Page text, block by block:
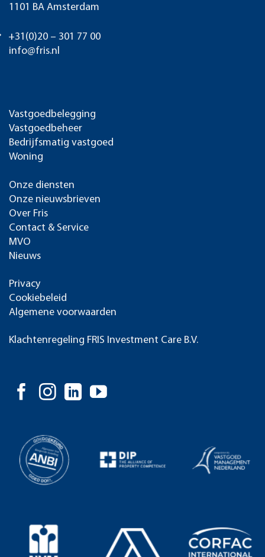
1101 BA Amsterdam
+31(0)20 – 301 77 00
info@fris.nl
Vastgoedbelegging
Vastgoedbeheer
Bedrijfsmatig vastgoed
Woning
Onze diensten
Onze nieuwsbrieven
Over Fris
Contact & Service
MVO
Nieuws
Privacy
Cookiebeleid
Algemene voorwaarden
Klachtenregeling FRIS Investment Care B.V.